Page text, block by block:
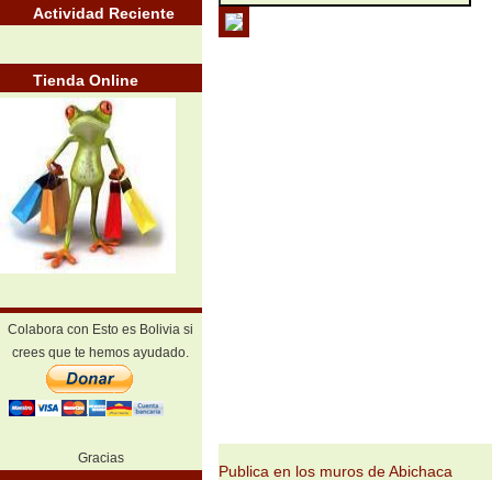
Actividad Reciente
Tienda Online
Colabora con Esto es Bolivia si
crees que te hemos ayudado.
Gracias
Publica en los muros de Abichaca